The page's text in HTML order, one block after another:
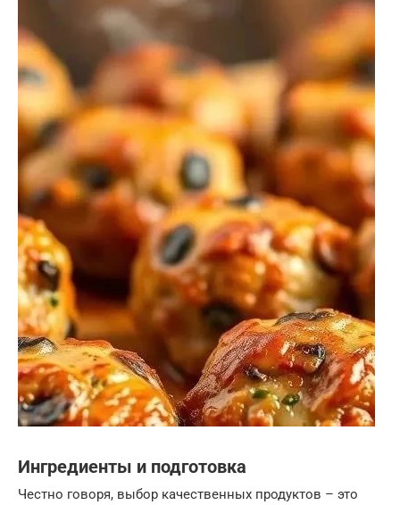
Ингредиенты и подготовка
Честно говоря, выбор качественных продуктов – это